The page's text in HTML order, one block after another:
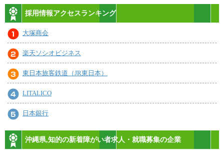
採用情報アクセスランキング
大塚商会
楽天ソシオビジネス
東日本旅客鉄道（JR東日本）
LITALICO
日本銀行
沖縄県,知的の新着障がい者求人・就職募集の企業